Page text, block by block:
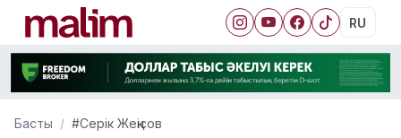
RU
Басты #Серік Жеңісов